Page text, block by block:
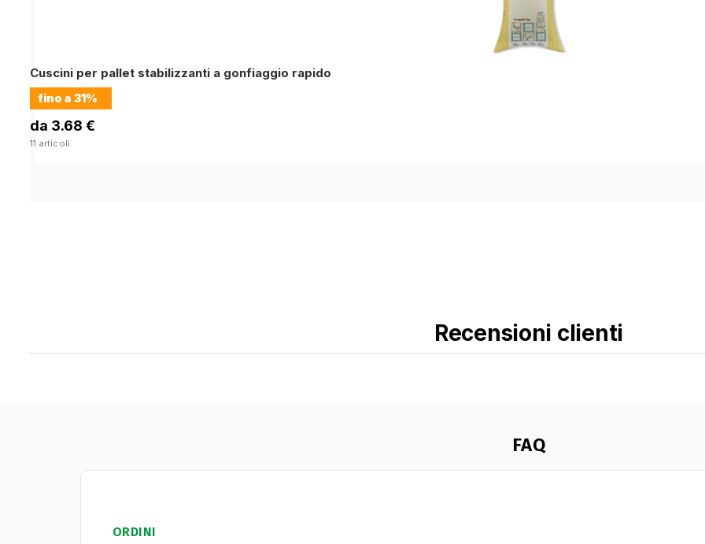
Cuscini per pallet stabilizzanti a gonfiaggio rapido
fino a 31%
da 3.68 €
11 articoli.
Recensioni clienti
FAQ
ORDINI